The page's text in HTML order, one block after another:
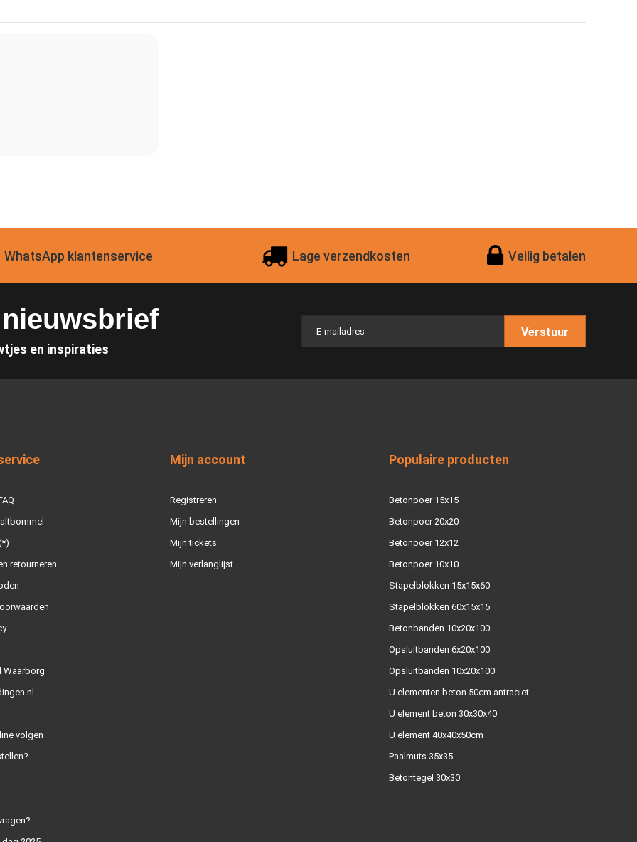
WhatsApp klantenservice Lage verzendkosten Veilig betalen
en inspiraties
Verstuur
retourneren
Waarborg
volgen
Mijn account
Registreren
Mijn bestellingen
Mijn tickets
Mijn verlanglijst
Populaire producten
Betonpoer 15x15
Betonpoer 20x20
Betonpoer 12x12
Betonpoer 10x10
Stapelblokken 15x15x60
Stapelblokken 60x15x15
Betonbanden 10x20x100
Opsluitbanden 6x20x100
Opsluitbanden 10x20x100
U elementen beton 50cm antraciet
U element beton 30x30x40
U element 40x40x50cm
Paalmuts 35x35
Betontegel 30x30